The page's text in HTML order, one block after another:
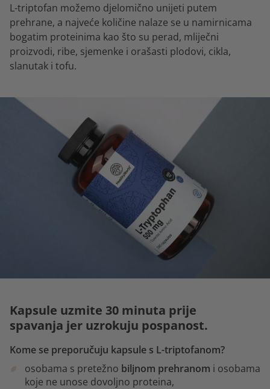
L-triptofan možemo djelomično unijeti putem
prehrane, a najveće količine nalaze se u namirnicama
bogatim proteinima kao što su perad, mliječni
proizvodi, ribe, sjemenke i orašasti plodovi, cikla,
slanutak i tofu.
Kapsule uzmite 30 minuta prije
spavanja jer uzrokuju pospanost.
Kome se preporučuju kapsule s L-triptofanom?
osobama s pretežno biljnom prehranom i osobama
koje ne unose dovoljno proteina,